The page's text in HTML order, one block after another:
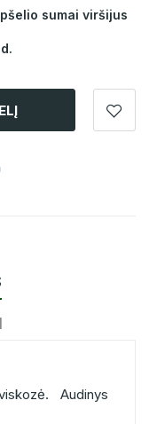
sumai viršijus
Audinys